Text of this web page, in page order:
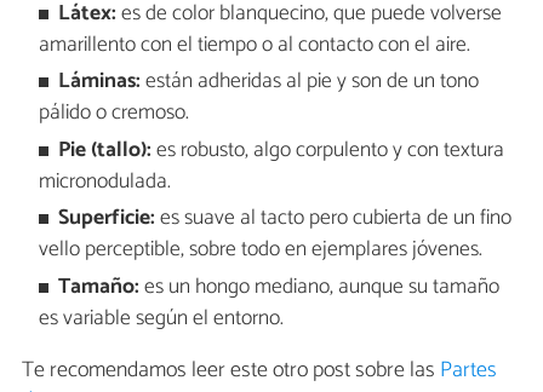
Látex:es de color blanquecino, que puede volverse
amarillento con el tiempo o al contacto con el aire.
Láminas:están adheridas al pie y son de un tono
pálido o cremoso.
Pie (tallo):es robusto, algo corpulento y con textura
micronodulada.
Superficie:es suave al tacto pero cubierta de un fino
vello perceptible, sobre todo en ejemplares jóvenes.
Tamaño:es un hongo mediano, aunque su tamaño
es variable según el entorno.
Te recomendamos leer este otro post sobre las Partes